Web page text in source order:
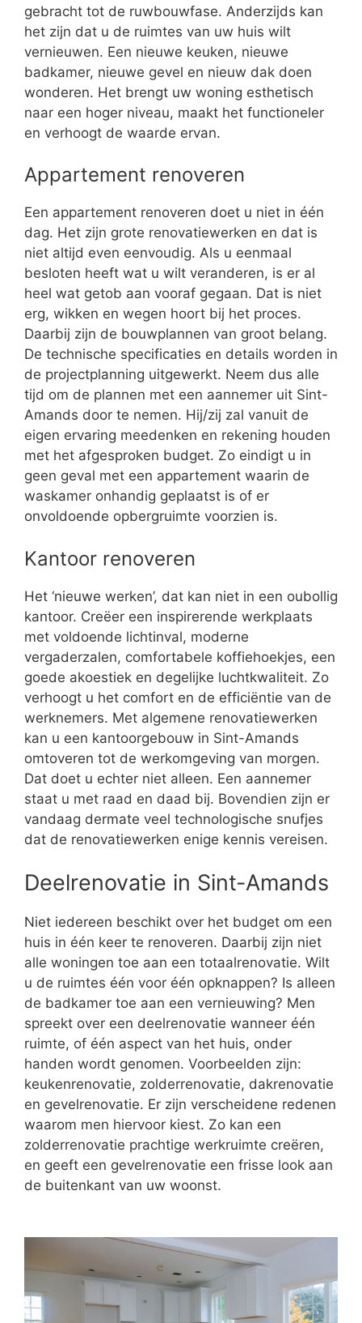
gebracht tot de ruwbouwfase. Anderzijds kan
het zijn dat u de ruimtes van uw huis wilt
vernieuwen. Een nieuwe keuken, nieuwe
badkamer, nieuwe gevel en nieuw dak doen
wonderen. Het brengt uw woning esthetisch
naar een hoger niveau, maakt het functioneler
en verhoogt de waarde ervan.
Appartement renoveren
Een appartement renoveren doet u niet in één
dag. Het zijn grote renovatiewerken en dat is
niet altijd even eenvoudig. Als u eenmaal
besloten heeft wat u wilt veranderen, is er al
heel wat getob aan vooraf gegaan. Dat is niet
erg, wikken en wegen hoort bij het proces.
Daarbij zijn de bouwplannen van groot belang.
De technische specificaties en details worden in
de projectplanning uitgewerkt. Neem dus alle
tijd om de plannen met een aannemer uit Sint-
Amands door te nemen. Hij/zij zal vanuit de
eigen ervaring meedenken en rekening houden
met het afgesproken budget. Zo eindigt u in
geen geval met een appartement waarin de
waskamer onhandig geplaatst is of er
onvoldoende opbergruimte voorzien is.
Kantoor renoveren
Het ‘nieuwe werken’, dat kan niet in een oubollig
kantoor. Creëer een inspirerende werkplaats
met voldoende lichtinval, moderne
vergaderzalen, comfortabele koffiehoekjes, een
goede akoestiek en degelijke luchtkwaliteit. Zo
verhoogt u het comfort en de efficiëntie van de
werknemers. Met algemene renovatiewerken
kan u een kantoorgebouw in Sint-Amands
omtoveren tot de werkomgeving van morgen.
Dat doet u echter niet alleen. Een aannemer
staat u met raad en daad bij. Bovendien zijn er
vandaag dermate veel technologische snufjes
dat de renovatiewerken enige kennis vereisen.
Deelrenovatie in Sint-Amands
Niet iedereen beschikt over het budget om een
huis in één keer te renoveren. Daarbij zijn niet
alle woningen toe aan een totaalrenovatie. Wilt
u de ruimtes één voor één opknappen? Is alleen
de badkamer toe aan een vernieuwing? Men
spreekt over een deelrenovatie wanneer één
ruimte, of één aspect van het huis, onder
handen wordt genomen. Voorbeelden zijn:
keukenrenovatie, zolderrenovatie, dakrenovatie
en gevelrenovatie. Er zijn verscheidene redenen
waarom men hiervoor kiest. Zo kan een
zolderrenovatie prachtige werkruimte creëren,
en geeft een gevelrenovatie een frisse look aan
de buitenkant van uw woonst.